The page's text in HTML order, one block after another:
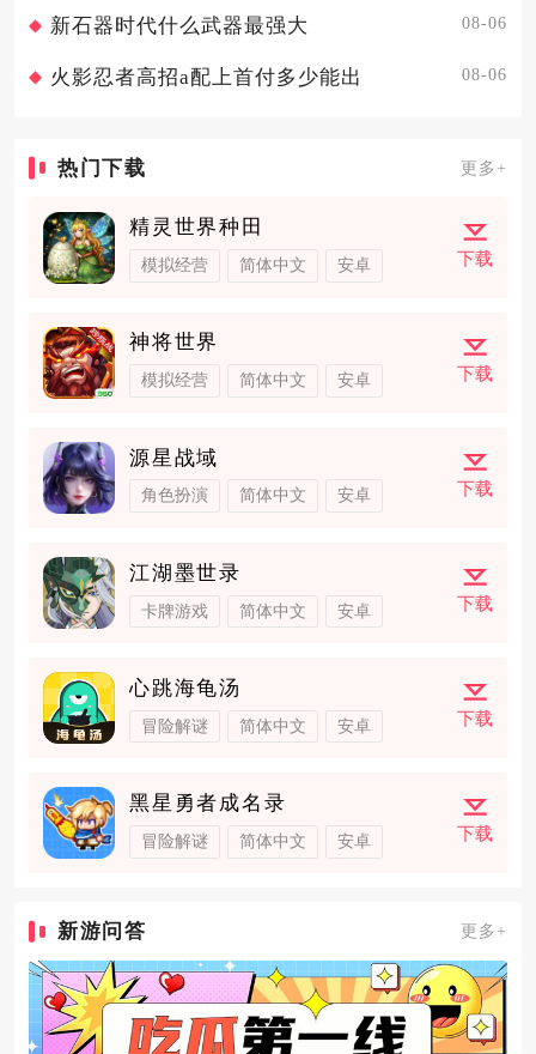
新石器时代什么武器最强大 08-06
火影忍者高招a配上首付多少能出 08-06
热门下载 更多+
精灵世界种田
模拟经营 简体中文 安卓 下载
神将世界
模拟经营 简体中文 安卓 下载
源星战域
角色扮演 简体中文 安卓 下载
江湖墨世录
卡牌游戏 简体中文 安卓 下载
心跳海龟汤
冒险解谜 简体中文 安卓 下载
黑星勇者成名录
冒险解谜 简体中文 安卓 下载
新游问答 更多+